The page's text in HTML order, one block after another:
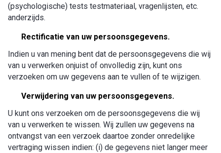
(psychologische) tests testmateriaal, vragenlijsten, etc.
anderzijds.
Rectificatie van uw persoonsgegevens.
Indien u van mening bent dat de persoonsgegevens die wij
van u verwerken onjuist of onvolledig zijn, kunt ons
verzoeken om uw gegevens aan te vullen of te wijzigen.
Verwijdering van uw persoonsgegevens.
U kunt ons verzoeken om de persoonsgegevens die wij
van u verwerken te wissen. Wij zullen uw gegevens na
ontvangst van een verzoek daartoe zonder onredelijke
vertraging wissen indien: (i) de gegevens niet langer meer